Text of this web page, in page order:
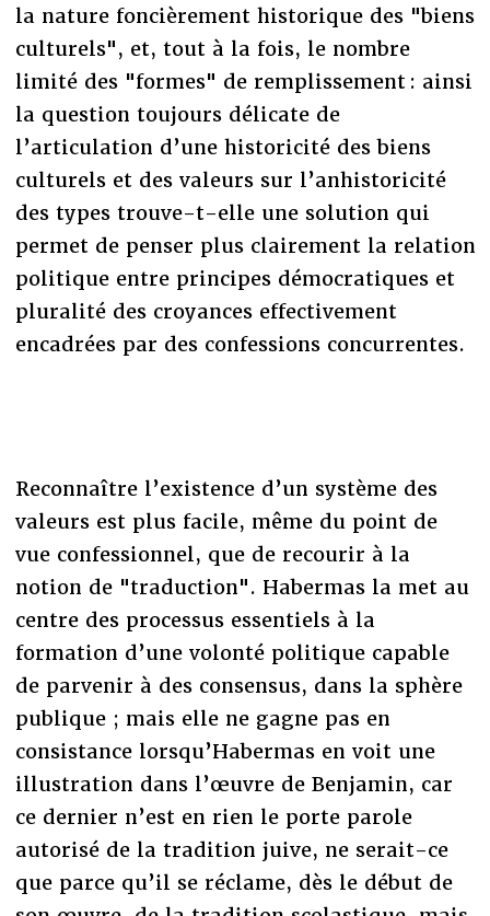
la nature foncièrement historique des "biens
culturels", et, tout à la fois, le nombre
limité des "formes" de remplissement : ainsi
la question toujours délicate de
l’articulation d’une historicité des biens
culturels et des valeurs sur l’anhistoricité
des types trouve-t-elle une solution qui
permet de penser plus clairement la relation
politique entre principes démocratiques et
pluralité des croyances effectivement
encadrées par des confessions concurrentes.
Reconnaître l’existence d’un système des
valeurs est plus facile, même du point de
vue confessionnel, que de recourir à la
notion de "traduction". Habermas la met au
centre des processus essentiels à la
formation d’une volonté politique capable
de parvenir à des consensus, dans la sphère
publique ; mais elle ne gagne pas en
consistance lorsqu’Habermas en voit une
illustration dans l’œuvre de Benjamin, car
ce dernier n’est en rien le porte parole
autorisé de la tradition juive, ne serait-ce
que parce qu’il se réclame, dès le début de